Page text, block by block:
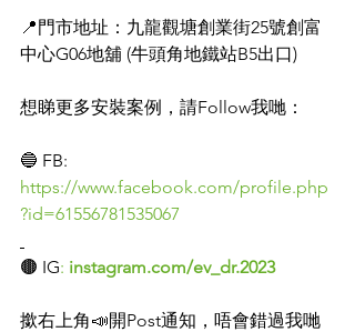
📍門市地址：九龍觀塘創業街25號創富
中心G06地舖 (牛頭角地鐵站B5出口)
想睇更多安裝案例，請Follow我哋：
🔵 FB:
https://www.facebook.com/profile.php
?id=61556781535067
🟤 IG: instagram.com/ev_dr.2023
撳右上角📣開Post通知，唔會錯過我哋